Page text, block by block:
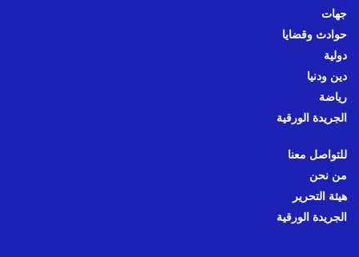
جهات
حوادث وقضايا
دولية
دين ودنيا
رياضة
الجريدة الورقية
للتواصل معنا
من نحن
هيئة التحرير
الجريدة الورقية